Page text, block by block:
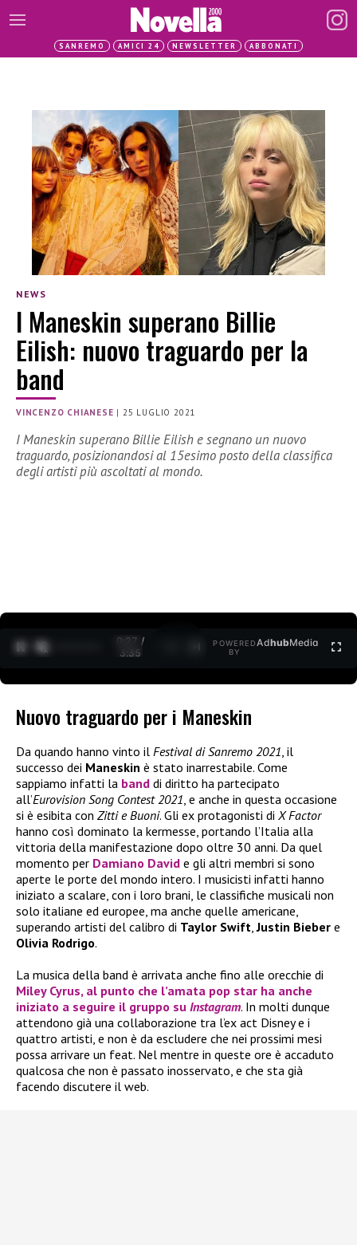
SANREMO AMICI 24 NEWSLETTER ABBONATI
NEWS
I Maneskin superano Billie
Eilish: nuovo traguardo per la
band
VINCENZO CHIANESE |25 LUGLIO 2021
I Maneskin superano Billie Eilish e segnano un nuovo
traguardo, posizionandosi al 15esimo posto della classifica
degli artisti più ascoltati al mondo.
0:27 /
3:35
POWERED
BY
AdhubMedia
Nuovo traguardo per i Maneskin
Da quando hanno vinto il Festival di Sanremo 2021, il
successo dei Maneskin è stato inarrestabile. Come
sappiamo infatti la band di diritto ha partecipato
all’Eurovision Song Contest 2021, e anche in questa occasione
si è esibita con Zitti e Buoni. Gli ex protagonisti di X Factor
hanno così dominato la kermesse, portando l’Italia alla
vittoria della manifestazione dopo oltre 30 anni. Da quel
momento per Damiano David e gli altri membri si sono
aperte le porte del mondo intero. I musicisti infatti hanno
iniziato a scalare, con i loro brani, le classifiche musicali non
solo italiane ed europee, ma anche quelle americane,
superando artisti del calibro di Taylor Swift,Justin Bieber e
Olivia Rodrigo.
La musica della band è arrivata anche fino alle orecchie di
Miley Cyrus, al punto che l’amata pop star ha anche
iniziato a seguire il gruppo su Instagram. In molti dunque
attendono già una collaborazione tra l’ex act Disney e i
quattro artisti, e non è da escludere che nei prossimi mesi
possa arrivare un feat. Nel mentre in queste ore è accaduto
qualcosa che non è passato inosservato, e che sta già
facendo discutere il web.